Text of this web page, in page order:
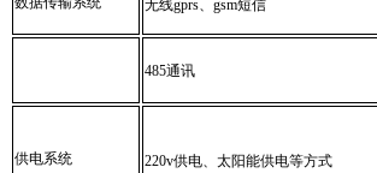
无线gprs、gsm短信
485通讯
供电系统 220v供电、太阳能供电等方式